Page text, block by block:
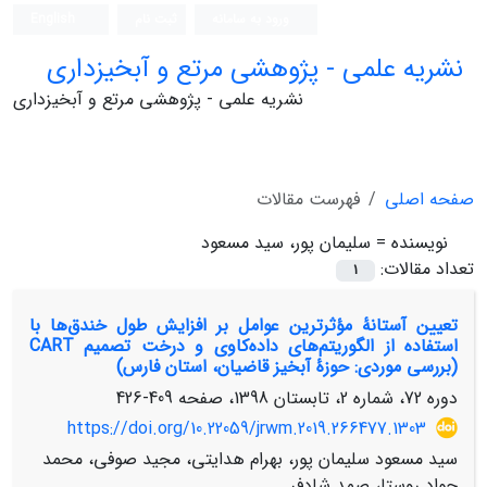
نشریه علمی - پژوهشی مرتع و آبخیزداری
نشریه علمی - پژوهشی مرتع و آبخیزداری
صفحه اصلی
فهرست مقالات
نویسنده = سلیمان پور، سید مسعود
تعداد مقالات:
1
تعیین آستانۀ مؤثرترین عوامل بر افزایش طول خندق‌ها با
استفاده از الگوریتم‌های داده‌کاوی و درخت تصمیم CART
(بررسی موردی: حوزۀ آبخیز قاضیان، استان فارس)
دوره 72، شماره 2، تابستان 1398، صفحه
409-426
https://doi.org/10.22059/jrwm.2019.266477.1303
سید مسعود سلیمان پور، بهرام هدایتی، مجید صوفی، محمد